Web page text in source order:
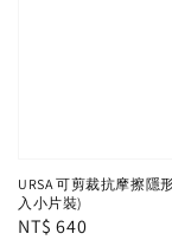
URSA 可剪裁抗摩擦隱
入小片裝)
Regular
NT$ 640